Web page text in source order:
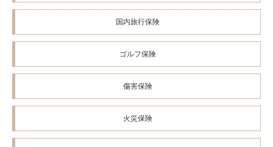
ご不明な点がございましたら、ほけんの窓口 通信販売までお問い合わ
せくださいますようお願いいたします。
国内旅行保険
ゴルフ保険
傷害保険
火災保険